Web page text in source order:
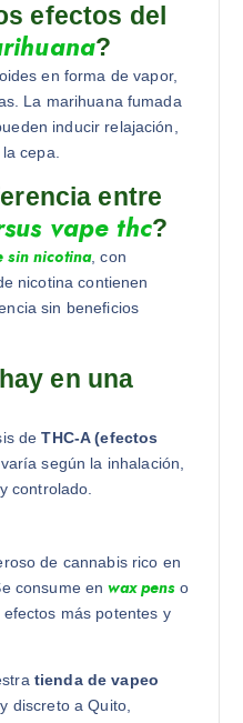
efectos del
?
en forma de vapor,
La marihuana fumada
inducir relajación,
cepa.
entre
vape thc?
sin nicotina, con
nicotina contienen
sin beneficios
en una
deTHC-A (efectos
según la inhalación,
controlado.
de cannabis rico en
consume enwax penso
más potentes y
tienda de vapeo
discreto a Quito,